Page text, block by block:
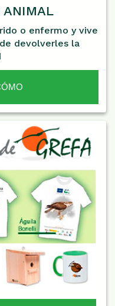
ANIMAL
o enfermo y vive
devolverles la